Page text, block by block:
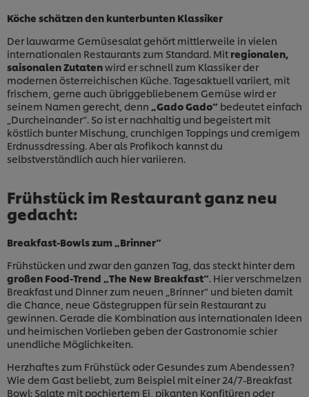
Köche schätzen den kunterbunten Klassiker
Der lauwarme Gemüsesalat gehört mittlerweile in vielen
internationalen Restaurants zum Standard. Mit regionalen,
saisonalen Zutatenwird er schnell zum Klassiker der
modernen österreichischen Küche. Tagesaktuell variiert, mit
frischem, gerne auch übriggebliebenem Gemüse wird er
seinem Namen gerecht, denn
„Gado Gado“ bedeutet einfach
„Durcheinander“. So ist er nachhaltig und begeistert mit
köstlich bunter Mischung, crunchigen Toppings und cremigem
Erdnussdressing. Aber als Profikoch kannst du
selbstverständlich auch hier variieren.
Frühstück im Restaurant ganz neu
gedacht:
Breakfast-Bowls zum „Brinner“
Frühstücken und zwar den ganzen Tag, das steckt hinter dem
großen Food-Trend „The New Breakfast“ . Hier verschmelzen
Breakfast und Dinner zum neuen „Brinner“ und bieten damit
die Chance, neue Gästegruppen für sein Restaurant zu
gewinnen. Gerade die Kombination aus internationalen Ideen
und heimischen Vorlieben geben der Gastronomie schier
unendliche Möglichkeiten.
Herzhaftes zum Frühstück oder Gesundes zum Abendessen?
Wie dem Gast beliebt, zum Beispiel mit einer 24/7-Breakfast
Bowl: Salate mit pochiertem Ei, pikanten Konfitüren oder